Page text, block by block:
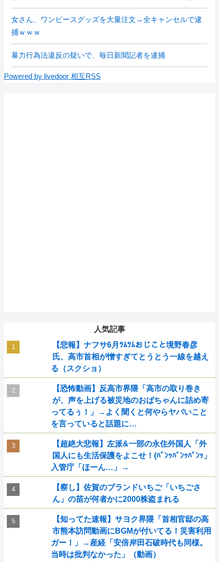
女さん、ワンピースグッズを大量注文→全キャンセルで逮
捕ｗｗｗ
暴力行為法違反の疑いで、毎日新聞記者を逮捕
Powered by livedoor 相互RSS
人気記事
【悲報】ナフサ6月ﾂﾑﾂﾑおじこと境野春彦
氏、高市首相が憎すぎてとうとう一線を越え
る（スクショ）
【恐怖動画】反高市界隈「高市の取り巻き
が、声を上げる被災地のおばちゃんに詰め寄
ってるぅ！」→よく聞くと何やらヤバいこと
を言っていると話題に…
【超絶大悲報】左派&一部の永住外国人「外
国人にも生活保護をよこせ！(ﾊﾞﾝｯﾊﾞﾝｯﾊﾞﾝｯ」
入管庁「ほーん…」→
【察し】佐賀のブランドいちご「いちごさ
ん」の苗が何者かに2000株盗まれる
【知ってた速報】サヨク界隈「首相官邸の高
市熊本訪問動画にBGMが付いてる！災害利用
ガー！」→産経「安倍岸田石破時代も同様。
当時は批判なかった」（動画）